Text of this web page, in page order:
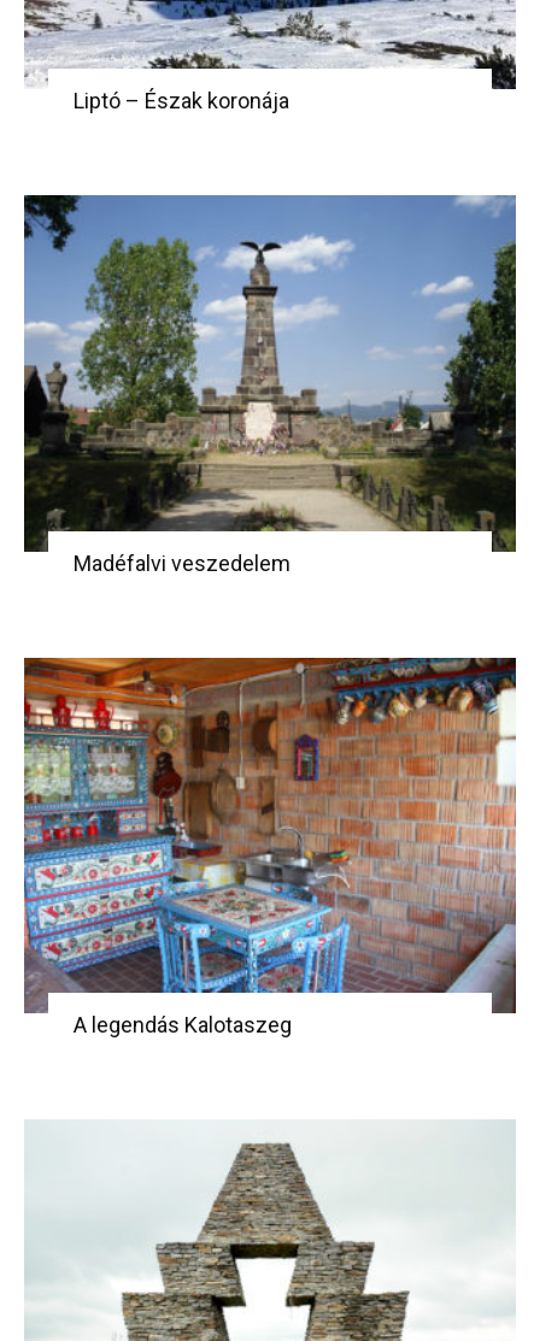
Liptó – Észak koronája
Madéfalvi veszedelem
A legendás Kalotaszeg